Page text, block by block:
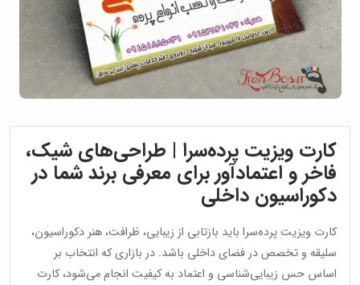
کارت ویزیت پرده‌سرا | طراحی‌های شیک،
فاخر و اعتمادآور برای معرفی برند شما در
دکوراسیون داخلی
کارت ویزیت پرده‌سرا باید بازتابی از زیبایی، ظرافت، هنر دکوراسیون،
سلیقه و تخصص در فضای داخلی باشد. در بازاری که انتخاب بر
اساس حس زیبایی‌شناسی و اعتماد به کیفیت انجام می‌شود، کارت